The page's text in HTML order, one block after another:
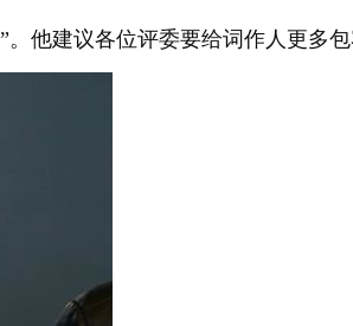
他建议各位评委要给词作人更多包